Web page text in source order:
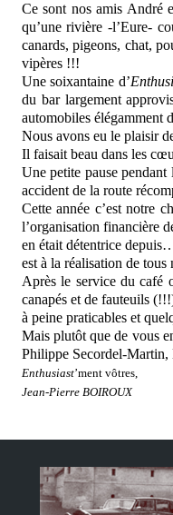
Ce sont nos amis André
qu’une rivière -l’Eure-
canards, pigeons, chat,
vipères !!!
Une soixantaine d’
du bar largement
automobiles élégamment
Nous avons eu le plaisir
Il faisait beau dans les
Une petite pause
accident de la route
Cette année c’est notre
l’organisation financière
en était détentrice
est à la réalisation de
Après le service du café
canapés et de fauteuils
à peine praticables et
Mais plutôt que de vous
Philippe Secordel-
Enthusiast’ment vôtres,
Jean-Pierre BOIROUX